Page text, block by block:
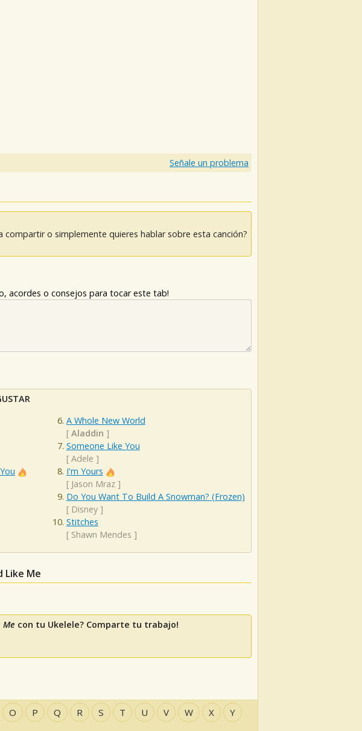
Señale un problema
compartir o simplemente quieres hablar sobre esta canción?
acordes o consejos para tocar este tab!
A Whole New World
[ Aladdin ]
Someone Like You
[ Adele ]
I'm Yours
[ Jason Mraz]
Do You Want To Build A Snowman? (Frozen)
[ Disney]
Stitches
[ Shawn Mendes ]
Like Me
Me con tu Ukelele? Comparte tu trabajo!
O P Q R S T U V W X Y